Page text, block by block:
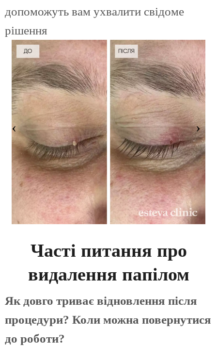
допоможуть вам ухвалити свідоме
рішення
Часті питання про
видалення папілом
Як довго триває відновлення після
процедури? Коли можна повернутися
до роботи?